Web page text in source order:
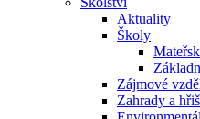
Aktuality
Školy
Zájmové
Zahrady a